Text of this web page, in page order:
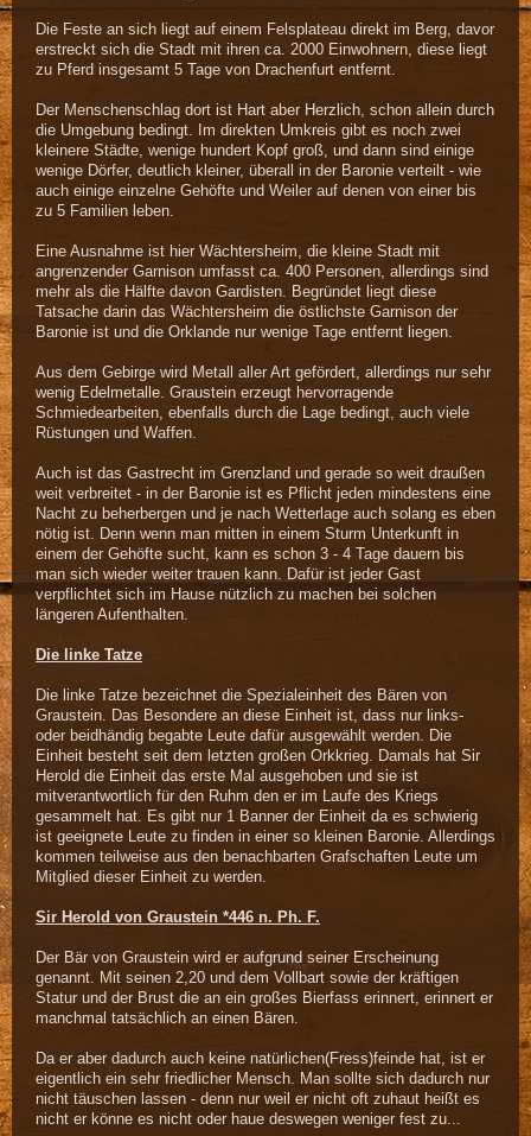
Die Feste an sich liegt auf einem Felsplateau direkt im Berg, davor
erstreckt sich die Stadt mit ihren ca. 2000 Einwohnern, diese liegt
zu Pferd insgesamt 5 Tage von Drachenfurt entfernt.
Der Menschenschlag dort ist Hart aber Herzlich, schon allein durch
die Umgebung bedingt. Im direkten Umkreis gibt es noch zwei
kleinere Städte, wenige hundert Kopf groß, und dann sind einige
wenige Dörfer, deutlich kleiner, überall in der Baronie verteilt - wie
auch einige einzelne Gehöfte und Weiler auf denen von einer bis
zu 5 Familien leben.
Eine Ausnahme ist hier Wächtersheim, die kleine Stadt mit
angrenzender Garnison umfasst ca. 400 Personen, allerdings sind
mehr als die Hälfte davon Gardisten. Begründet liegt diese
Tatsache darin das Wächtersheim die östlichste Garnison der
Baronie ist und die Orklande nur wenige Tage entfernt liegen.
Aus dem Gebirge wird Metall aller Art gefördert, allerdings nur sehr
wenig Edelmetalle. Graustein erzeugt hervorragende
Schmiedearbeiten, ebenfalls durch die Lage bedingt, auch viele
Rüstungen und Waffen.
Auch ist das Gastrecht im Grenzland und gerade so weit draußen
weit verbreitet - in der Baronie ist es Pflicht jeden mindestens eine
Nacht zu beherbergen und je nach Wetterlage auch solang es eben
nötig ist. Denn wenn man mitten in einem Sturm Unterkunft in
einem der Gehöfte sucht, kann es schon 3 - 4 Tage dauern bis
man sich wieder weiter trauen kann. Dafür ist jeder Gast
verpflichtet sich im Hause nützlich zu machen bei solchen
längeren Aufenthalten.
Die linke Tatze
Die linke Tatze bezeichnet die Spezialeinheit des Bären von
Graustein. Das Besondere an diese Einheit ist, dass nur links-
oder beidhändig begabte Leute dafür ausgewählt werden. Die
Einheit besteht seit dem letzten großen Orkkrieg. Damals hat Sir
Herold die Einheit das erste Mal ausgehoben und sie ist
mitverantwortlich für den Ruhm den er im Laufe des Kriegs
gesammelt hat. Es gibt nur 1 Banner der Einheit da es schwierig
ist geeignete Leute zu finden in einer so kleinen Baronie. Allerdings
kommen teilweise aus den benachbarten Grafschaften Leute um
Mitglied dieser Einheit zu werden.
Sir Herold von Graustein *446 n. Ph. F.
Der Bär von Graustein wird er aufgrund seiner Erscheinung
genannt. Mit seinen 2,20 und dem Vollbart sowie der kräftigen
Statur und der Brust die an ein großes Bierfass erinnert, erinnert er
manchmal tatsächlich an einen Bären.
Da er aber dadurch auch keine natürlichen(Fress)feinde hat, ist er
eigentlich ein sehr friedlicher Mensch. Man sollte sich dadurch nur
nicht täuschen lassen - denn nur weil er nicht oft zuhaut heißt es
nicht er könne es nicht oder haue deswegen weniger fest zu...